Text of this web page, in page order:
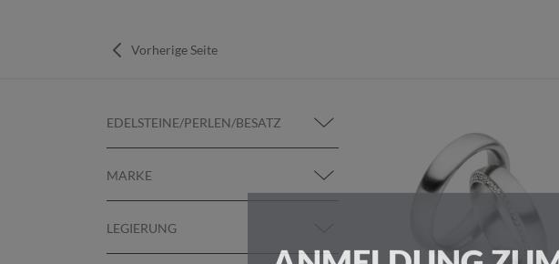
Vorherige Seite
EDELSTEINE/PERLEN/BESATZ
MARKE
LEGIERUNG